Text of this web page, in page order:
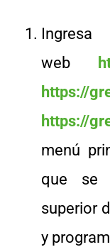
web
https://
https://
menú
que se
superior
y